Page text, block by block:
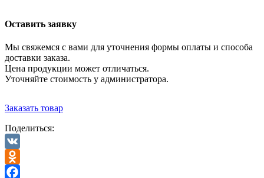
Оставить заявку
Мы свяжемся с вами для уточнения формы оплаты и способа
доставки заказа.
Цена продукции может отличаться.
Уточняйте стоимость у администратора.
Заказать товар
Поделиться:
VK
Odnoklassniki